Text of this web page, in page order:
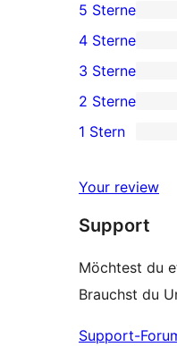
2 5-
Sterne-
Rezensionen
5 Sterne
0 4-
Sterne-
Rezensionen
4 Sterne
0 3-
Sterne-
Rezensionen
3 Sterne
0 2-
Sterne-
2 Sterne
1 1-
Rezension
1 Stern
Your review
Support
Möchtest du
Brauchst du
Support-